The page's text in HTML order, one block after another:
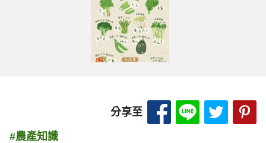
分享至 分享至 Facebook-
分享至分享
#農產知識